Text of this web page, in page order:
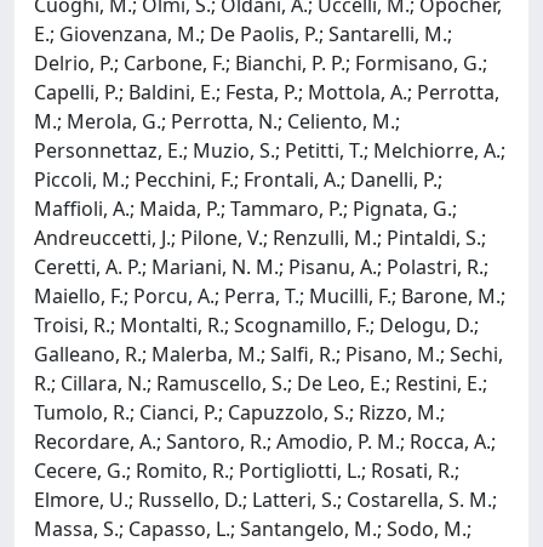
E.; Giovenzana, M.; De Paolis, P.; Santarelli, M.;
Delrio, P.; Carbone, F.; Bianchi, P. P.; Formisano, G.;
Capelli, P.; Baldini, E.; Festa, P.; Mottola, A.; Perrotta,
M.; Merola, G.; Perrotta, N.; Celiento, M.;
Personnettaz, E.; Muzio, S.; Petitti, T.; Melchiorre, A.;
Piccoli, M.; Pecchini, F.; Frontali, A.; Danelli, P.;
Maffioli, A.; Maida, P.; Tammaro, P.; Pignata, G.;
Andreuccetti, J.; Pilone, V.; Renzulli, M.; Pintaldi, S.;
Ceretti, A. P.; Mariani, N. M.; Pisanu, A.; Polastri, R.;
Maiello, F.; Porcu, A.; Perra, T.; Mucilli, F.; Barone, M.;
Troisi, R.; Montalti, R.; Scognamillo, F.; Delogu, D.;
Galleano, R.; Malerba, M.; Salfi, R.; Pisano, M.; Sechi,
R.; Cillara, N.; Ramuscello, S.; De Leo, E.; Restini, E.;
Tumolo, R.; Cianci, P.; Capuzzolo, S.; Rizzo, M.;
Recordare, A.; Santoro, R.; Amodio, P. M.; Rocca, A.;
Cecere, G.; Romito, R.; Portigliotti, L.; Rosati, R.;
Elmore, U.; Russello, D.; Latteri, S.; Costarella, S. M.;
Massa, S.; Capasso, L.; Santangelo, M.; Sodo, M.;